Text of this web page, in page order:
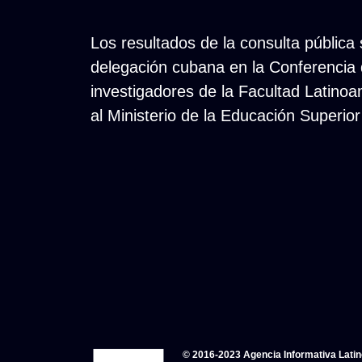
Los resultados de la consulta
delegación cubana en la
investigadores de la Facultad
al Ministerio de la Educación
© 2016-2023 Agencia Informativa